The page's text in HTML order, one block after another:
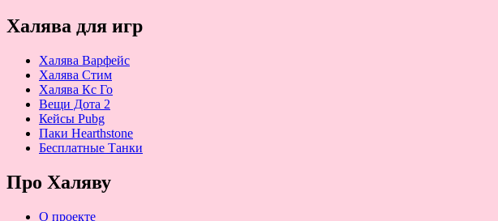
Халява для игр
Халява Варфейс
Халява Стим
Халява Кс Го
Вещи Дота 2
Кейсы Pubg
Паки Hearthstone
Бесплатные Танки
Про Халяву
О проекте